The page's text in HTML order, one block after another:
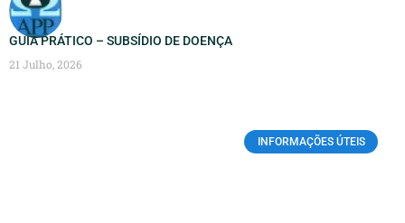
GUIA PRÁTICO – SUBSÍDIO DE DOENÇA
21 Julho, 2026
INFORMAÇÕES ÚTEIS